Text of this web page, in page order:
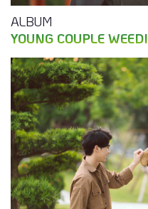
ALBUM
YOUNG COUPLE